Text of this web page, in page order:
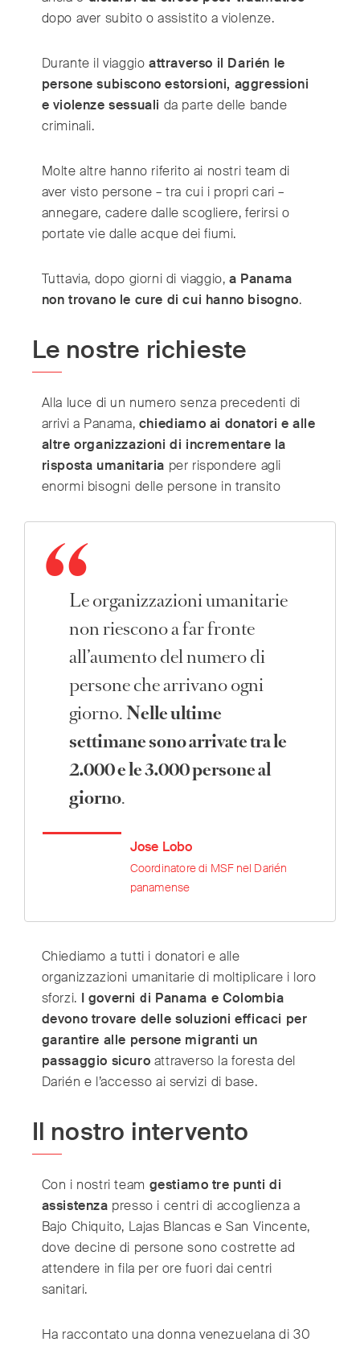
dopo aver subito o assistito a violenze.
Durante il viaggioattraverso il Darién le
persone subiscono estorsioni, aggressioni
e violenze sessuali da parte delle bande
criminali.
Molte altre hanno riferito ai nostri team di
aver visto persone – tra cui i propri cari –
annegare, cadere dalle scogliere, ferirsi o
portate vie dalle acque dei fiumi.
Tuttavia, dopo giorni di viaggio,a Panama
non trovano le cure di cui hanno bisogno.
Le nostre richieste
Alla luce di un numero senza precedenti di
arrivi a Panama, chiediamo ai donatori e alle
altre organizzazioni di incrementare la
risposta umanitaria per rispondere agli
enormi bisogni delle persone in transito
Le organizzazioni umanitarie
non riescono a far fronte
all’aumento del numero di
persone che arrivano ogni
giorno.Nelle ultime
settimane sono arrivate tra le
2.000 e le 3.000 persone al
giorno.
Jose Lobo
Coordinatore di MSF nel Darién
panamense
Chiediamo a tutti i donatori e alle
organizzazioni umanitarie di moltiplicare i loro
sforzi. I governi di Panama e Colombia
devono trovare delle soluzioni efficaci per
garantire alle persone migranti un
passaggio sicuro attraverso la foresta del
Darién e l’accesso ai servizi di base.
Il nostro intervento
Con i nostri team gestiamo tre punti di
assistenza presso i centri di accoglienza a
Bajo Chiquito, Lajas Blancas e San Vincente,
dove decine di persone sono costrette ad
attendere in fila per ore fuori dai centri
sanitari.
Ha raccontato una donna venezuelana di 30